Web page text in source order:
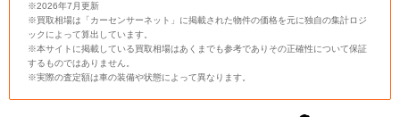
※2026年7月更新
※買取相場は「カーセンサーネット」に掲載された物件の価格を元に独自の集計ロジ
ックによって算出しています。
※本サイトに掲載している買取相場はあくまでも参考でありその正確性について保証
するものではありません。
※実際の査定額は車の装備や状態によって異なります。